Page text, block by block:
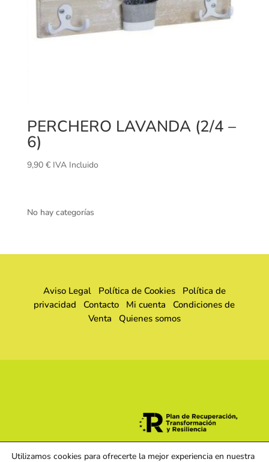
PERCHERO LAVANDA (2/4 –
6)
9,90 € IVA Incluido
No hay categorías
Aviso Legal Política de Cookies
Política de
privacidad
Contacto Mi cuenta
Condiciones de
Venta Quienes somos
Utilizamos cookies para ofrecerte la mejor experiencia en nuestra